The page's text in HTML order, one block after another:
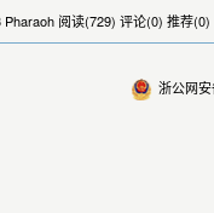
Pharaoh 阅读(729) 评论(0) 推荐(0)
浙公网